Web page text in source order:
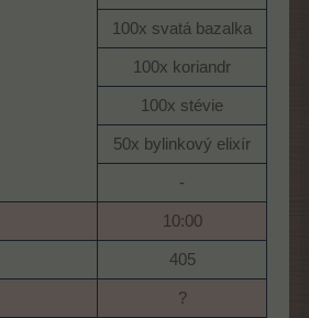
100x svatá bazalka​
100x koriandr​
100x stévie​
50x bylinkový elixír​
-​
10:00​
405​
?​